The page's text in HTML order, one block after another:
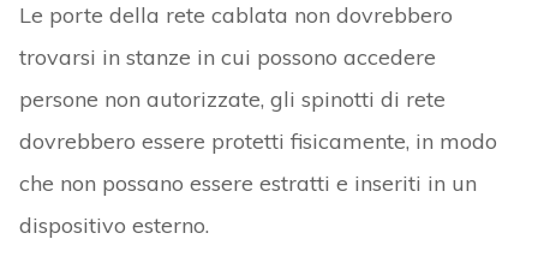
Le porte della rete cablata non dovrebbero
trovarsi in stanze in cui possono accedere
persone non autorizzate, gli spinotti di rete
dovrebbero essere protetti fisicamente, in modo
che non possano essere estratti e inseriti in un
dispositivo esterno.